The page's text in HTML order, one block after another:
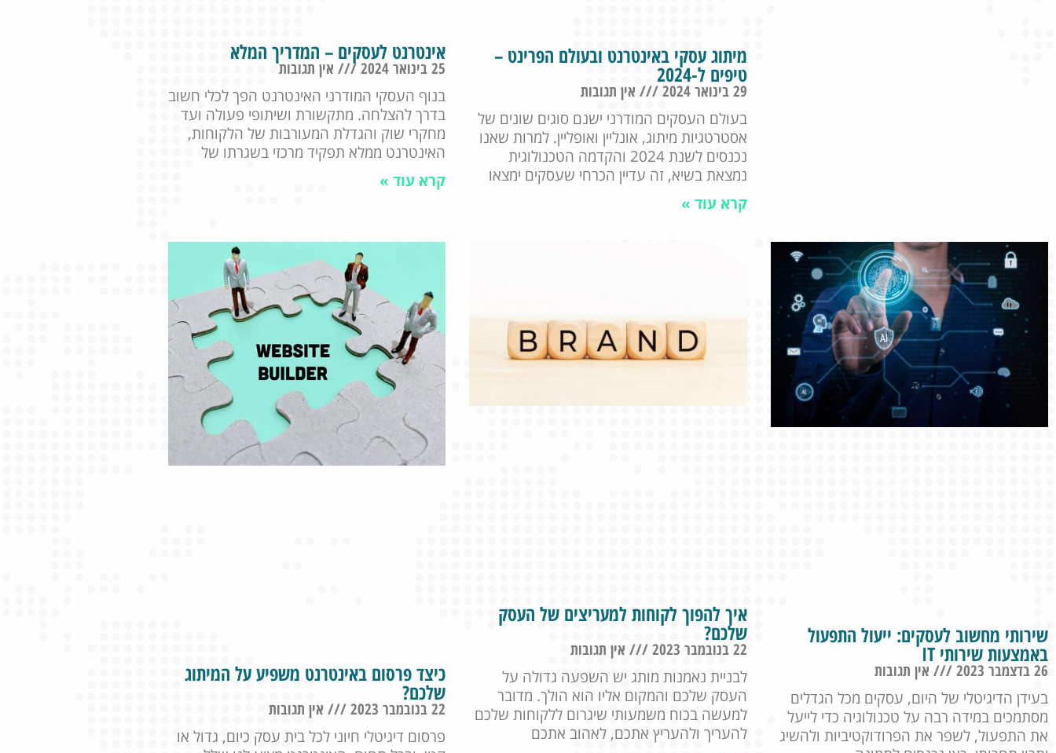
מיתוג עסקי באינטרנט ובעולם הפרינט –
טיפים ל-2024
29 בינואר 2024
אין תגובות
בעולם העסקים המודרני ישנם סוגים שונים של
אסטרטגיות מיתוג, אונליין ואופליין. למרות שאנו
נכנסים לשנת 2024 והקדמה הטכנולוגית
נמצאת בשיא, זה עדיין הכרחי שעסקים ימצאו
קרא עוד »
אינטרנט לעסקים – המדריך המלא
25 בינואר 2024
אין תגובות
בנוף העסקי המודרני האינטרנט הפך לכלי חשוב
בדרך להצלחה. מתקשורת ושיתופי פעולה ועד
מחקרי שוק והגדלת המעורבות של הלקוחות,
האינטרנט ממלא תפקיד מרכזי בשגרתו של
קרא עוד »
שירותי מחשוב לעסקים: ייעול התפעול
באמצעות שירותי IT
26 בדצמבר 2023
אין תגובות
בעידן הדיגיטלי של היום, עסקים מכל הגדלים
מסתמכים במידה רבה על טכנולוגיה כדי לייעל
את התפעול, לשפר את הפרודוקטיביות ולהשיג
איך להפוך לקוחות למעריצים של העסק
שלכם?
22 בנובמבר 2023
אין תגובות
לבניית נאמנות מותג יש השפעה גדולה על
העסק שלכם והמקום אליו הוא הולך. מדובר
למעשה בכוח משמעותי שיגרום ללקוחות שלכם
להעריך ולהעריץ אתכם, לאהוב אתכם
כיצד פרסום באינטרנט משפיע על המיתוג
שלכם?
22 בנובמבר 2023
אין תגובות
פרסום דיגיטלי חיוני לכל בית עסק כיום, גדול או